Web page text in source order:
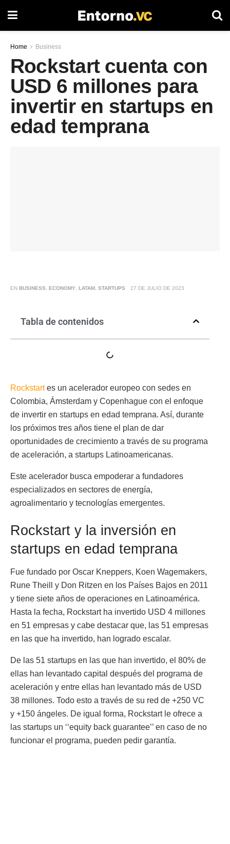
Home Business
Rockstart cuenta con
USD 6 millones para
invertir en startups en
edad temprana
EN BUSINESS ECONOMY LATAM STARTUPS 27 DE JULIO DE 2023
Tabla de contenidos
Rockstartes un acelerador europeo con sedes en
Colombia, Ámsterdam y Copenhague con el enfoque
de invertir en startups en edad temprana. Así, durante
los próximos tres años tiene el plan de dar
oportunidades de crecimiento a través de su programa
de aceleración, a startups Latinoamericanas.
Este acelerador busca empoderar a fundadores
especializados en sectores de energía,
agroalimentario y tecnologías emergentes.
Rockstart y la inversión en
startups en edad temprana
Fue fundado por Oscar Kneppers, Koen Wagemakers,
Rune Theill y Don Ritzen en los Países Bajos en 2011
y tiene siete años de operaciones en Latinoamérica.
Hasta la fecha, Rockstart ha invertido USD 4 millones
en 51 empresas y cabe destacar que, las 51 empresas
en las que ha invertido, han logrado escalar.
De las 51 startups en las que han invertido, el 80% de
ellas han levantado capital después del programa de
aceleración y entre ellas han levantado más de USD
38 millones. Todo esto a través de su red de +250 VC
y +150 ángeles. De igual forma, Rockstart le ofrece a
las startups un ‘‘equity back guarantee’’ en caso de no
funcionar el programa, pueden pedir garantía.